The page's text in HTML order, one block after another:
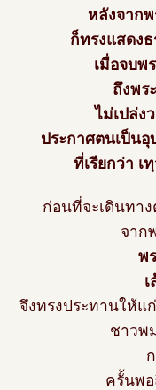
หลังจาก
ก็ทรงแสดง
เมื่อจบพ
ถึงพร
ไม่เปล่ง
ประกาศตนเป็น
ที่เรียกว่า เ
ก่อนที่จะเดินทา
จาก
พ
จึงทรงประทานให้แ
ชาวพ
ครั้นพ